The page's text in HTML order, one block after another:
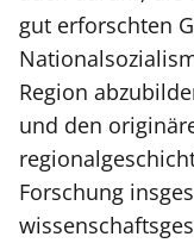
gut erforschten
Region
und den
Forschung